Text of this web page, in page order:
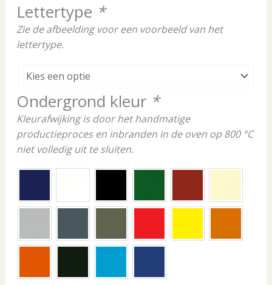
Lettertype *
Zie de afbeelding voor een voorbeeld van het
lettertype.
Ondergrond kleur *
Kleurafwijking is door het handmatige
productieproces en inbranden in de oven op 800 °C
niet volledig uit te sluiten.